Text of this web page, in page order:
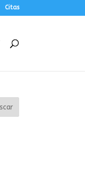
Citas